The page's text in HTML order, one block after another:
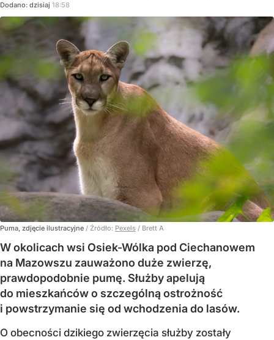
Dodano: dzisiaj 18:58
Puma, zdjęcie ilustracyjne / Źródło: Pexels / Brett A
W okolicach wsi Osiek-Wólka pod Ciechanowem
na Mazowszu zauważono duże zwierzę,
prawdopodobnie pumę. Służby apelują
do mieszkańców o szczególną ostrożność
i powstrzymanie się od wchodzenia do lasów.
O obecności dzikiego zwierzęcia służby zostały